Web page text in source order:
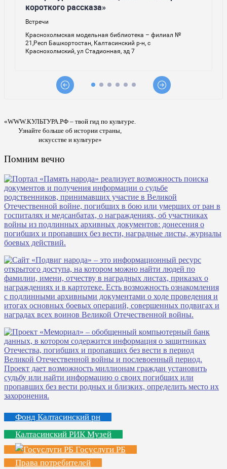
«WWW.КУЛЬТУРА.РФ – твой гид по культуре.
Узнайте больше об истории страны,
искусстве и культуре»
Помним вечно
Фонд Калтасинский рн
Калтасинский РИК Музей
Госуслуги РБ
Права потребителей